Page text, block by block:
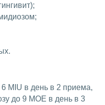
MIU в день в 2 приема,
до 9 МОЕ в день в 3